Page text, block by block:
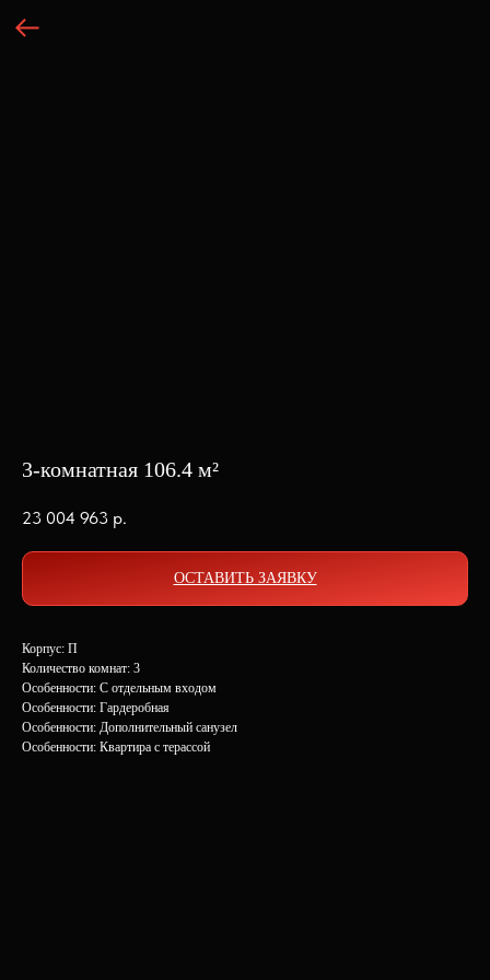
3-комнатная 106.4 м²
23 004 963 р.
ОСТАВИТЬ ЗАЯВКУ
Корпус: П
Количество комнат: 3
Особенности: C отдельным входом
Особенности: Гардеробная
Особенности: Дополнительный санузел
Особенности: Квартира с терассой